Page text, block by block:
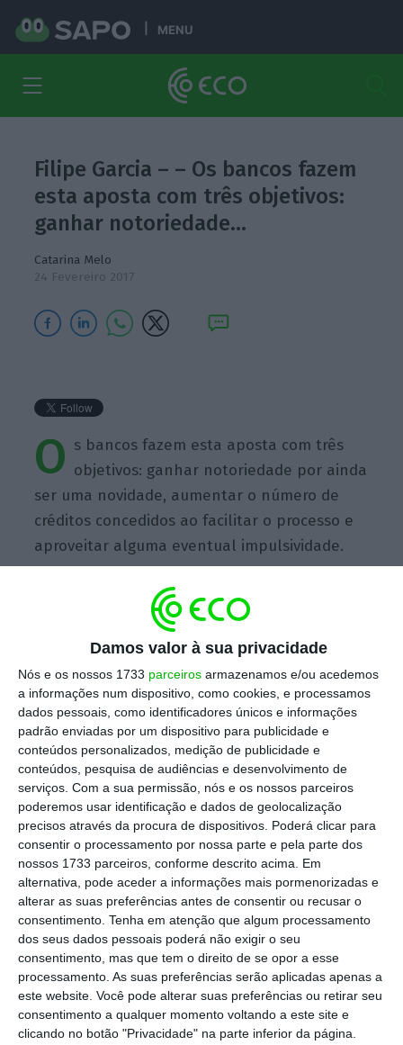
Damos valor à sua privacidade
Nós e os nossos 1733 parceiros armazenamos e/ou acedemos
a informações num dispositivo, como cookies, e processamos
dados pessoais, como identificadores únicos e informações
padrão enviadas por um dispositivo para publicidade e
conteúdos personalizados, medição de publicidade e
conteúdos, pesquisa de audiências e desenvolvimento de
serviços. Com a sua permissão, nós e os nossos parceiros
poderemos usar identificação e dados de geolocalização
precisos através da procura de dispositivos. Poderá clicar para
consentir o processamento por nossa parte e pela parte dos
nossos 1733 parceiros, conforme descrito acima. Em
alternativa, pode aceder a informações mais pormenorizadas e
alterar as suas preferências antes de consentir ou recusar o
consentimento. Tenha em atenção que algum processamento
dos seus dados pessoais poderá não exigir o seu
consentimento, mas que tem o direito de se opor a esse
processamento. As suas preferências serão aplicadas apenas a
este website. Você pode alterar suas preferências ou retirar seu
consentimento a qualquer momento voltando a este site e
clicando no botão "Privacidade" na parte inferior da página.
MENU
Filipe Garcia – – Os bancos fazem
esta aposta com três objetivos:
ganhar notoriedade…
Catarina Melo
24 Fevereiro 2017
O s bancos fazem esta aposta com três
objetivos: ganhar notoriedade por ainda
ser uma novidade, aumentar o número de
créditos concedidos ao facilitar o processo e
aproveitar alguma eventual impulsividade.
Assine o ECO Premium
No momento em que a informação é
mais importante do que nunca, apoie
o jornalismo independente e rigoroso.
De que forma? Assine o ECO Premium e
tenha acesso a notícias exclusivas, à
opinião que conta, às reportagens e
especiais que mostram o outro lado da
história.